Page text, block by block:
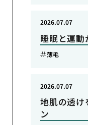
睡眠と運
2026.07.07
薄毛
地肌の透け
ン
2026.07.07